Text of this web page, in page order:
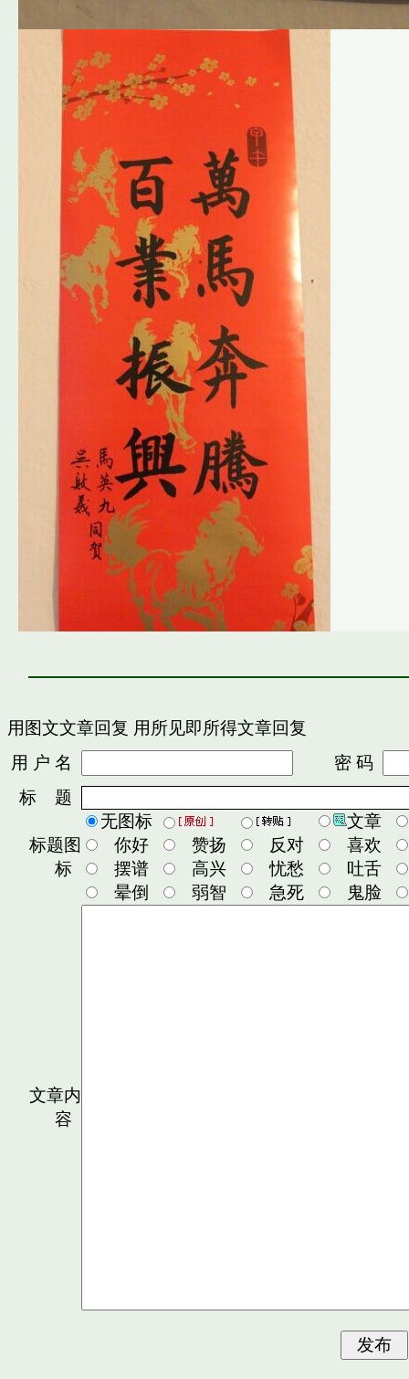
用图文文章回复 用所见即所得文章回复
用 户 名
密 码
标 题
标题图
标
无图标
文章
你好
赞扬 反对
喜欢
摆谱
高兴 忧愁
吐舌
晕倒
弱智 急死 鬼脸
文章内
容